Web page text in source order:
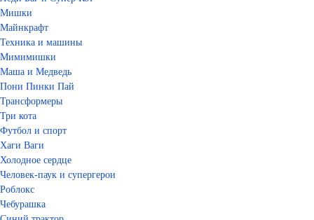
Мишки
Майнкрафт
Техника и машины
Мимимишки
Маша и Медведь
Пони Пинки Пай
Трансформеры
Три кота
Футбол и спорт
Хаги Ваги
Холодное сердце
Человек-паук и супергерои
Роблокс
Чебурашка